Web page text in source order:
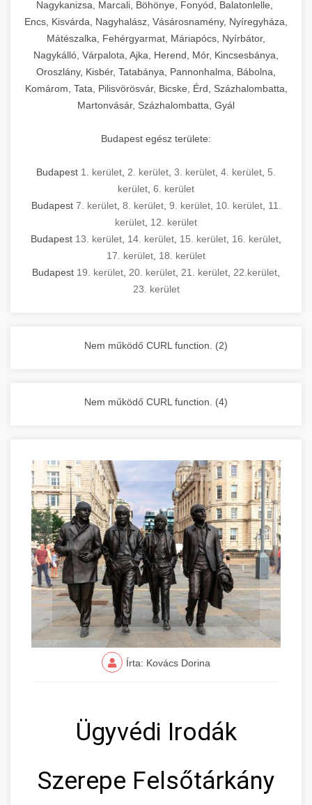
Ipari sütők és gőzpárolók katalógusa -
chef-iparikonyhagepek.hu
berendezések
használatot, miközben megfelel az összes
higiéniai előírásnak.
Ipari hűtőberendezések széles
választéka - chef-iparikonyhagepek.hu
kereskedelmi hűtőegység és hűtőkamra rendszerek
hőmérsékletet és vízminőséget figyelő
rendszerekkel, valamint energiatakarékos
technológiával rendelkeznek. A rozsdamentes
acél konstrukció és a könnyen hozzáférhető
karbantartási pontok biztosítják a hosszú
élettartamot és az egyszerű üzemeltetést.
Ipari mosogatógépek teljes kínálata -
kereskedelmi mosogatógép és tisztítóberendezések
tisztíthatók, szétszerelhetők és karbantarthatók,
megfelelnek az összes élelmiszer-biztonsági
előírásnak. Különböző teljesítményű modellek
állnak rendelkezésre asztali és állványos
kivitelben, az egyedi igények és a
feldolgozandó mennyiségek függvényében.
Biztonságos kezelést biztosító védőburkolatok
számára.
Sajtreszelő gépek szakmai választéka -
chef-iparikonyhagepek.hu
kereskedelmi sajtreszelő és aprítógépek
berendezést magában foglal, amely szükséges
egy modern, hatékonyan működő
kereskedelmi konyha komplett felszereléséhez
és működtetéséhez. Az alapvető
főzőberendezésektől (tűzhelyek, sütők,
grillsütők, frittőzök) kezdve a speciális
feldolgozógépeken (szeletelők, aprítók,
kiegészítő eszközökig mindent egy helyen
megtalál. Szakértő tanácsadóink segítenek a
megfelelő berendezések kiválasztásában, a
konyha optimális elrendezésének
megtervezésében, valamint a telepítés és az
üzembe helyezés koordinálásában. Hosszú távú
garancia, gyors szerviz és folyamatos műszaki
támogatás biztosítja az Ön nyugalmát és
Nagykonyhai berendezések komplett
Nagykanizsa, Marcali, Böhönye, Fonyód, Balatonlelle,
Encs, Kisvárda, Nagyhalász, Vásárosnamény, Nyíregyháza,
Mátészalka, Fehérgyarmat, Máriapócs, Nyírbátor,
Nagykálló, Várpalota, Ajka, Herend, Mór, Kincsesbánya,
Oroszlány, Kisbér, Tatabánya, Pannonhalma, Bábolna,
Komárom, Tata, Pilisvörösvár, Bicske, Érd, Százhalombatta,
Martonvásár, Százhalombatta, Gyál
Budapest egész területe:
Budapest 1. kerület 2. kerület 3. kerület 4. kerület 5.
kerület 6. kerület
Budapest 7. kerület, 8. kerület, 9. kerület, 10. kerület, 11.
kerület 12. kerület
Budapest 13. kerület 14. kerület 15. kerület 16. kerület
17. kerület 18. kerület
Budapest 19. kerület 20. kerület 21. kerület 22.kerület
23. kerület
Nem működő CURL function. (2)
Nem működő CURL function. (4)
Írta: Kovács Dorina
Ügyvédi Irodák
Szerepe Felsőtárkány